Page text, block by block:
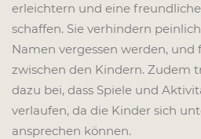
erleichtern und eine
schaffen. Sie verhindern
Namen vergessen werden,
zwischen den Kindern. Zudem
dazu bei, dass Spiele und
verlaufen, da die Kinder sich
ansprechen können.